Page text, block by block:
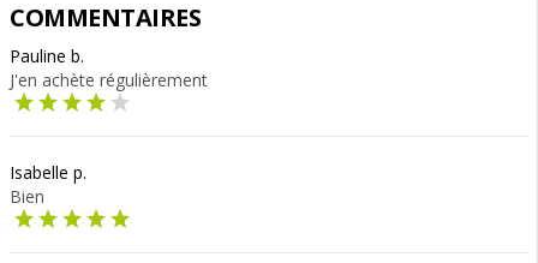
COMMENTAIRES
Pauline b.
J'en achète régulièrement
Isabelle p.
Bien